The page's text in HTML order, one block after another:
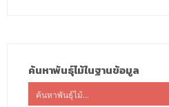
ค้นหาพันธุ์ไม้ในฐานข้อมูล